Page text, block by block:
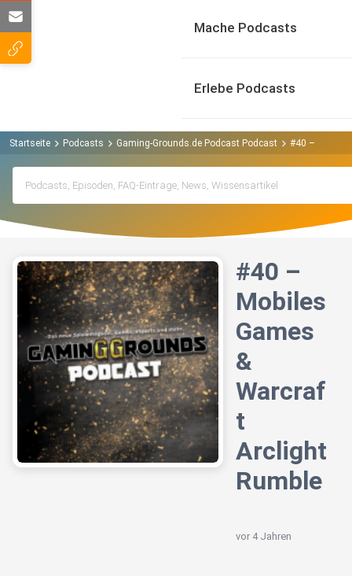
Mache Podcasts
Erlebe Podcasts
Startseite Podcasts Gaming-Grounds.de Podcast Podcast #40 –
#40 –
Mobiles
Games
&
Warcraf
t
Arclight
Rumble
vor 4 Jahren